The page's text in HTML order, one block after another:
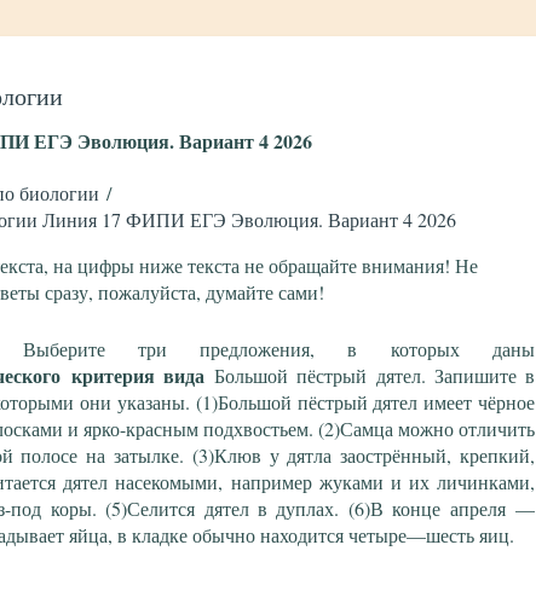
ЕГЭ Эволюция. Вариант 4 2026
биологии
Линия 17 ФИПИ ЕГЭ Эволюция. Вариант 4 2026
на цифры ниже текста не обращайте внимания! Не
сразу, пожалуйста, думайте сами!
Выберите три предложения, в которых даны
критерия видаБольшой пёстрый дятел. Запишите в
они указаны. (1)Большой пёстрый дятел имеет чёрное
и ярко-красным подхвостьем. (2)Самца можно отличить
полосе на затылке. (3)Клюв у дятла заострённый, крепкий,
дятел насекомыми, например жуками и их личинками,
под коры. (5)Селится дятел в дуплах. (6)В конце апреля ––
яйца, в кладке обычно находится четыре––шесть яиц.